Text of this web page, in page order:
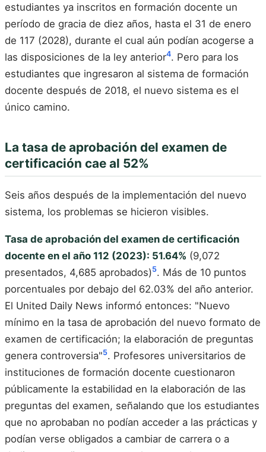
estudiantes ya inscritos en formación docente un
período de gracia de diez años, hasta el 31 de enero
de 117 (2028), durante el cual aún podían acogerse a
las disposiciones de la ley anterior4. Pero para los
estudiantes que ingresaron al sistema de formación
docente después de 2018, el nuevo sistema es el
único camino.
La tasa de aprobación del examen de
certificación cae al 52%
Seis años después de la implementación del nuevo
sistema, los problemas se hicieron visibles.
Tasa de aprobación del examen de certificación
docente en el año 112 (2023): 51.64% (9,072
presentados, 4,685 aprobados)5. Más de 10 puntos
porcentuales por debajo del 62.03% del año anterior.
El United Daily News informó entonces: "Nuevo
mínimo en la tasa de aprobación del nuevo formato de
examen de certificación; la elaboración de preguntas
genera controversia"5. Profesores universitarios de
instituciones de formación docente cuestionaron
públicamente la estabilidad en la elaboración de las
preguntas del examen, señalando que los estudiantes
que no aprobaban no podían acceder a las prácticas y
podían verse obligados a cambiar de carrera o a